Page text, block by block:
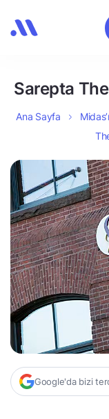
Sarepta
Ana Sayfa
Google'da bizi